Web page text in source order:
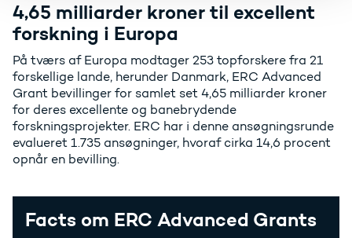
4,65 milliarder kroner til excellent
forskning i Europa
På tværs af Europa modtager 253 topforskere fra 21
forskellige lande, herunder Danmark, ERC Advanced
Grant bevillinger for samlet set 4,65 milliarder kroner
for deres excellente og banebrydende
forskningsprojekter. ERC har i denne ansøgningsrunde
evalueret 1.735 ansøgninger, hvoraf cirka 14,6 procent
opnår en bevilling.
Facts om ERC Advanced Grants